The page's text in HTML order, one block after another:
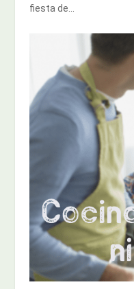
fiesta de...